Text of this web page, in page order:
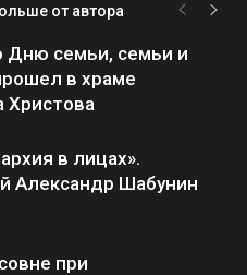
от автора
Дню семьи, семьи и
в храме
Христова
в лицах».
Александр Шабунин
при